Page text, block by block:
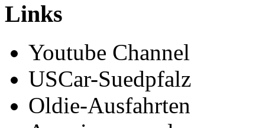
Links
Youtube Channel
USCar-Suedpfalz
Oldie-Ausfahrten